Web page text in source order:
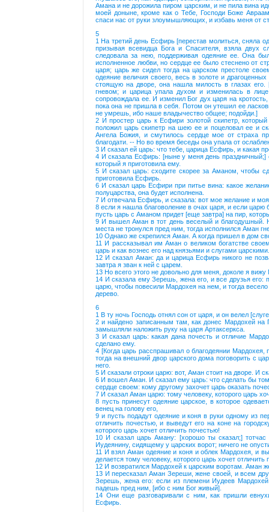
Амана и не дорожила пиром царским, и не пила вина
моей доныне, кроме как о Тебе, Господи Боже
спаси нас от руки злоумышляющих, и избавь меня от
5
1 На третий день Есфирь [перестав молиться, сняла
призывая всевидца Бога и Спасителя, взяла двух
следовала за нею, поддерживая одеяние ее. Она
исполненное любви, но сердце ее было стеснено от
царя; царь же сидел тогда на царском престоле
одеяние величия своего, весь в золоте и
стоящую на дворе, она нашла милость в глазах
гневом; и царица упала духом и изменилась в
сопровождала ее. И изменил Бог дух царя на
пока она не пришла в себя. Потом он утешил ее
не умрешь, ибо наше владычество общее; подойди.]
2 И простер царь к Есфири золотой скипетр,
положил царь скипетр на шею ее и поцеловал ее и
Ангела Божия, и смутилось сердце мое от страха
благодати. -- Но во время беседы она упала от
3 И сказал ей царь: что тебе, царица Есфирь, и какая
4 И сказала Есфирь: [ныне у меня день праздничный;]
который я приготовила ему.
5 И сказал царь: сходите скорее за Аманом, чтобы
приготовила Есфирь.
6 И сказал царь Есфири при питье вина: какое
полуцарства, она будет исполнена.
7 И отвечала Есфирь, и сказала: вот мое желание и
8 если я нашла благоволение в очах царя, и если царю
пусть царь с Аманом придет [еще завтра] на пир,
9 И вышел Аман в тот день веселый и благодушный.
места не тронулся пред ним, тогда исполнился Аман
10 Однако же скрепился Аман. А когда пришел в дом
11 И рассказывал им Аман о великом богатстве
царь и как вознес его над князьями и слугами царскими.
12 И сказал Аман: да и царица Есфирь никого не
завтра я зван к ней с царем.
13 Но всего этого не довольно для меня, доколе я
14 И сказала ему Зерешь, жена его, и все друзья его:
царю, чтобы повесили Мардохея на нем, и тогда
дерево.
6
1 В ту ночь Господь отнял сон от царя, и он велел
2 и найдено записанным там, как донес Мардохей на
замышляли наложить руку на царя Артаксеркса.
3 И сказал царь: какая дана почесть и отличие
сделано ему.
4 [Когда царь расспрашивал о благодеянии
тогда на внешний двор царского дома поговорить с
него.
5 И сказали отроки царю: вот, Аман стоит на дворе. И
6 И вошел Аман. И сказал ему царь: что сделать бы
сердце своем: кому другому захочет царь оказать
7 И сказал Аман царю: тому человеку, которого царь
8 пусть принесут одеяние царское, в которое
венец на голову его,
9 и пусть подадут одеяние и коня в руки одному из
отличить почестью, и выведут его на коне на
которого царь хочет отличить почестью!
10 И сказал царь Аману: [хорошо ты сказал;]
Иудеянину, сидящему у царских ворот; ничего не
11 И взял Аман одеяние и коня и облек Мардохея, и
делается тому человеку, которого царь хочет отличить
12 И возвратился Мардохей к царским воротам. Аман
13 И пересказал Аман Зереши, жене своей, и всем
Зерешь, жена его: если из племени Иудеев
падешь пред ним, [ибо с ним Бог живый].
14 Они еще разговаривали с ним, как пришли
Есфирь.